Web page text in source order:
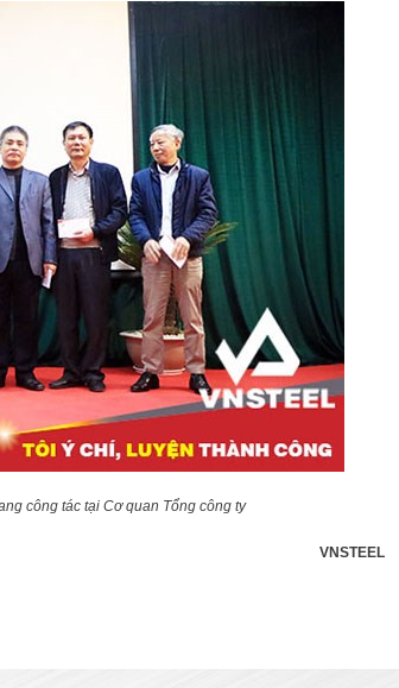
công tác tại Cơ quan Tổng công ty
VNSTEEL